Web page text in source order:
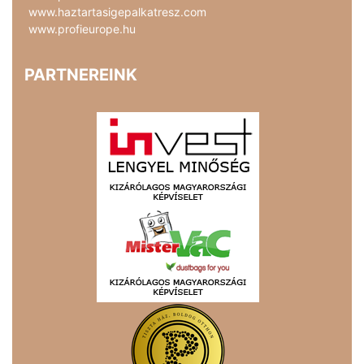
www.haztartasigepalkatresz.com
www.profieurope.hu
PARTNEREINK